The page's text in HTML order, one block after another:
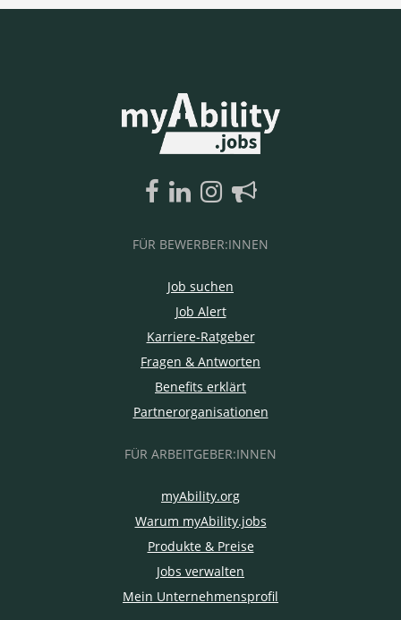
FÜR BEWERBER:INNEN
Job suchen
Job Alert
Karriere-Ratgeber
Fragen & Antworten
Benefits erklärt
Partnerorganisationen
FÜR ARBEITGEBER:INNEN
myAbility.org
Warum myAbility.jobs
Produkte & Preise
Jobs verwalten
Mein Unternehmensprofil